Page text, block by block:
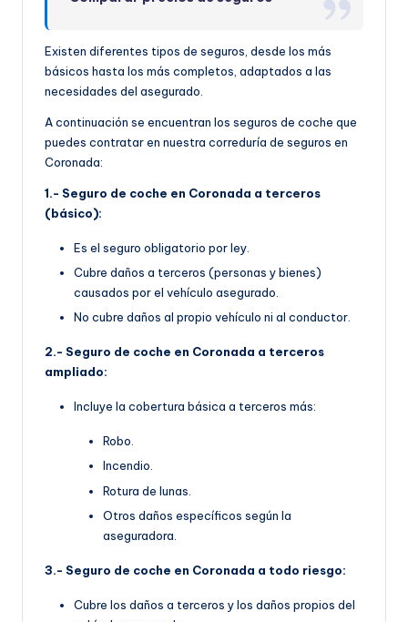
Existen diferentes tipos de seguros, desde los más
básicos hasta los más completos, adaptados a las
necesidades del asegurado.
A continuación se encuentran los seguros de coche que
puedes contratar en nuestra correduría de seguros en
Coronada:
1.- Seguro de coche en Coronada a terceros
(básico):
Es el seguro obligatorio por ley.
Cubre daños a terceros (personas y bienes)
causados por el vehículo asegurado.
No cubre daños al propio vehículo ni al conductor.
2.- Seguro de coche en Coronada a terceros
ampliado:
Incluye la cobertura básica a terceros más:
Robo.
Incendio.
Rotura de lunas.
Otros daños específicos según la
aseguradora.
3.- Seguro de coche en Coronada a todo riesgo:
Cubre los daños a terceros y los daños propios del